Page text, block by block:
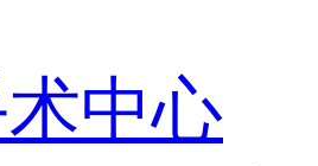
中心